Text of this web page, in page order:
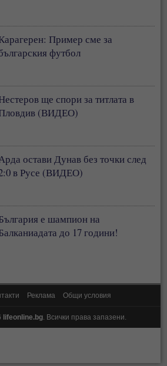
Пример сме за
футбол
ще спори за титлата в
(ВИДЕО)
остави Дунав без точки след
в Русе (ВИДЕО)
е шампион на
до 17 години!
Реклама Общи условия
lifeonline.bg. Всички права запазени.